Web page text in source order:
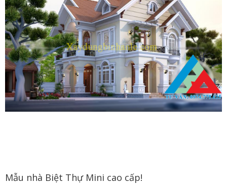
Mẫu nhà Biệt Thự Mini cao cấp!